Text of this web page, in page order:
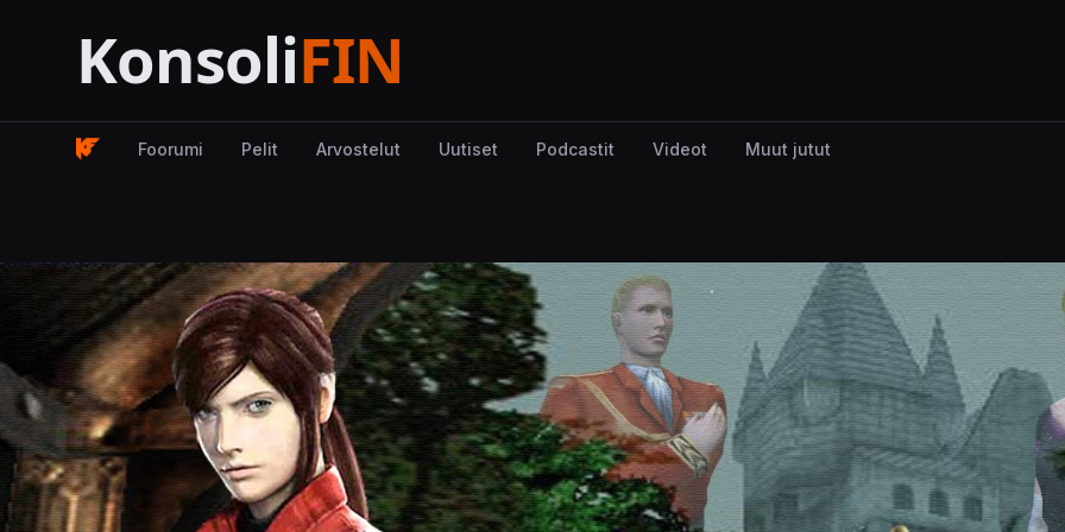
Foorumi Pelit Arvostelut Uutiset Podcastit Videot Muut jutut